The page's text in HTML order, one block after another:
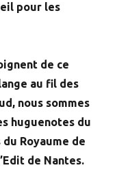
pour les
de ce
au fil des
nous sommes
huguenotes du
Royaume de
de Nantes.